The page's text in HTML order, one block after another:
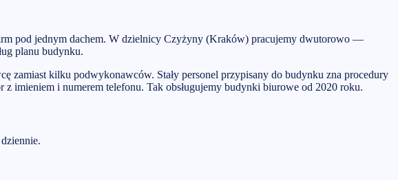
pod jednym dachem. W dzielnicy Czyżyny (Kraków) pracujemy dwutorowo —
planu budynku.
zamiast kilku podwykonawców. Stały personel przypisany do budynku zna procedury
imieniem i numerem telefonu. Tak obsługujemy budynki biurowe od 2020 roku.